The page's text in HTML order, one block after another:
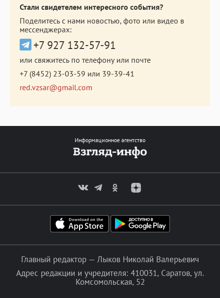
Стали свидетелем интересного события?
Поделитесь с нами новостью, фото или видео в
мессенджерах:
+7 927 132-57-91
или свяжитесь по телефону или почте
+7 (8452) 23-03-59 или 39-39-41
red.vzsar@gmail.com
Информационное агентство
Главный редактор — Лыков Николай Валерьевич
Адрес редакции и учредителя: 410031, Саратов, ул.
Комсомольская, 52